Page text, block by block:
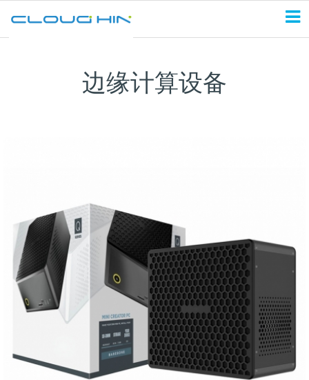
边缘计算设备